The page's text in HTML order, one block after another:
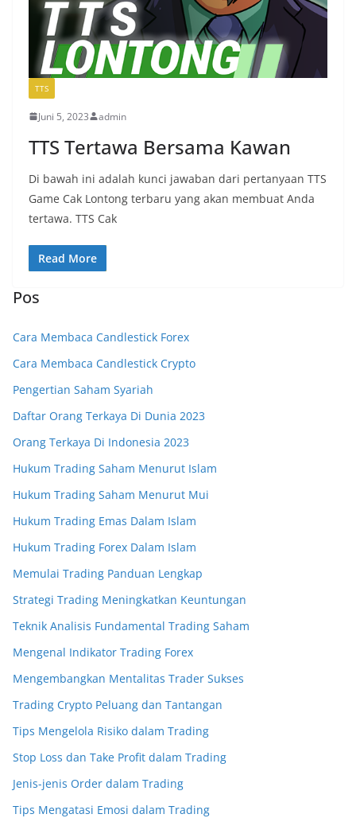
TTS
Juni 5, 2023 admin
TTS Tertawa Bersama Kawan
Di bawah ini adalah kunci jawaban dari pertanyaan TTS
Game Cak Lontong terbaru yang akan membuat Anda
tertawa. TTS Cak
Read More
Pos
Cara Membaca Candlestick Forex
Cara Membaca Candlestick Crypto
Pengertian Saham Syariah
Daftar Orang Terkaya Di Dunia 2023
Orang Terkaya Di Indonesia 2023
Hukum Trading Saham Menurut Islam
Hukum Trading Saham Menurut Mui
Hukum Trading Emas Dalam Islam
Hukum Trading Forex Dalam Islam
Memulai Trading Panduan Lengkap
Strategi Trading Meningkatkan Keuntungan
Teknik Analisis Fundamental Trading Saham
Mengenal Indikator Trading Forex
Mengembangkan Mentalitas Trader Sukses
Trading Crypto Peluang dan Tantangan
Tips Mengelola Risiko dalam Trading
Stop Loss dan Take Profit dalam Trading
Jenis-jenis Order dalam Trading
Tips Mengatasi Emosi dalam Trading